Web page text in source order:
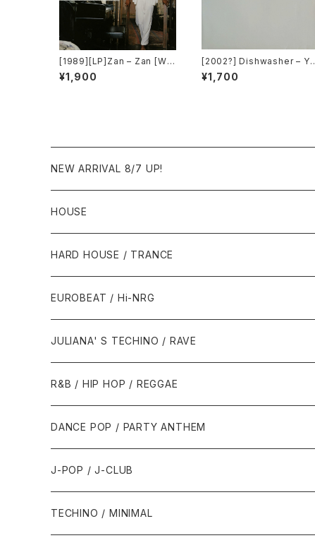
[1989][LP]Zan – Zan [War
ner Bros. Records]
¥1,900
[2002?] Dishwasher – Yo
u Will Always Find Me In
The Kitchen At Parties [K
¥1,700
NEW ARRIVAL 8/7 UP!
HOUSE
1980年代
1987年・以前
1988年
1990年代
1990年
1991年
2000年代
2000年
2001年
2010年代
2010年
2011年
HARD HOUSE / TRANCE
1990年代
1994年・以前
1995年
2000年代
2000年
2001年
EUROBEAT / Hi-NRG
1980年代
1986年・以前
1987年
1990年代
1990年
1991年
2000年代
JULIANA' S TECHINO / RAVE
1990年代
1990年
1991年
2000年代
2000年
2001年
R&B / HIP HOP / REGGAE
1980年代
1985年・以前
1986年
1990年代
1990年
2000年代
DANCE POP / PARTY ANTHEM
1980年代
1988年・以前
1990年代
J-POP / J-CLUB
1980年代
TECHINO / MINIMAL